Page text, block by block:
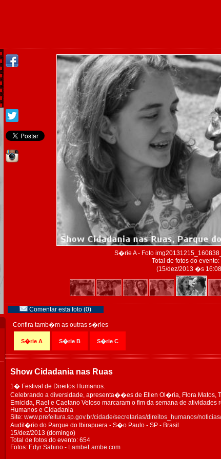
S�rie A - Foto
Total de fotos do evento:
(15/dez/2013 �s
Comentar esta foto (0)
Confira tamb�m as outras s�ries
S�rie A S�rie B S�rie C
Show Cidadania nas Ruas
1� Festival de Direitos Humanos.
Celebrando a diversidade, apresenta��es de Ellen Ol�ria, Flora Matos,
Emicida, Rael e Caetano Veloso marcaram o fim da semana de
Humanos e Cidadania
Site: www.prefeitura.sp.gov.br/cidade/secretarias/direitos_humanos/
Audit�rio do Parque do Ibirapuera - S�o Paulo - SP - Brasil
15/dez/2013 (domingo)
Total de fotos do evento: 654
Fotos: Edyr Sabino - LambeLambe.com